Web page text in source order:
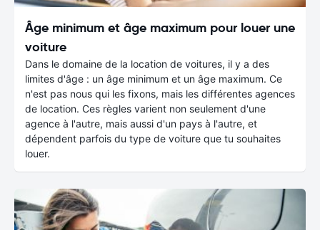
Âge minimum et âge maximum pour louer une
voiture
Dans le domaine de la location de voitures, il y a des
limites d'âge : un âge minimum et un âge maximum. Ce
n'est pas nous qui les fixons, mais les différentes agences
de location. Ces règles varient non seulement d'une
agence à l'autre, mais aussi d'un pays à l'autre, et
dépendent parfois du type de voiture que tu souhaites
louer.